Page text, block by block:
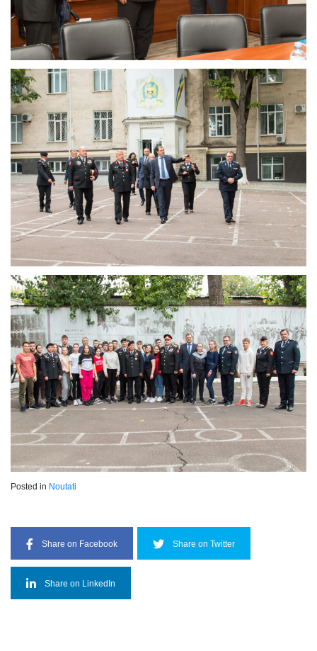
Posted in Noutati
Share on Facebook Share on Twitter
Share on LinkedIn